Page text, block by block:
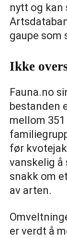
nytt og kan
gaupe som
Ikke
Fauna.no
bestanden
mellom 351
før
vanskelig å
snakk om
av arten.
er verdt å